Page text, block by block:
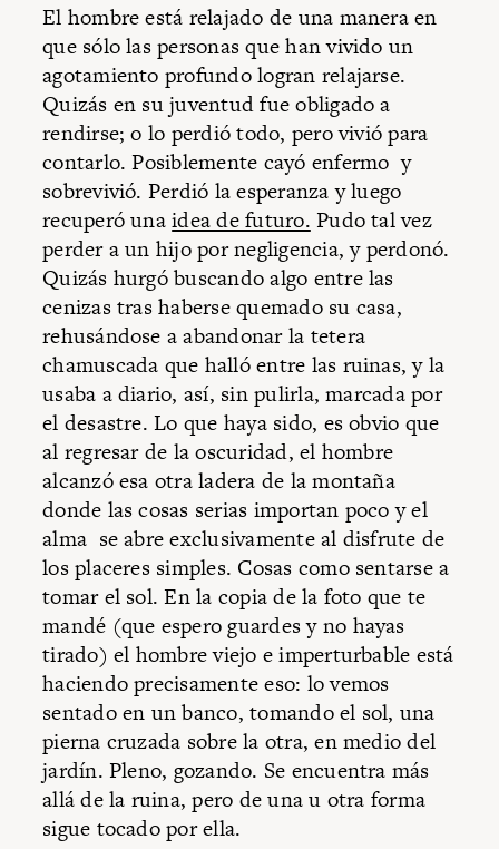
El hombre está relajado de una manera en
que sólo las personas que han vivido un
agotamiento profundo logran relajarse.
Quizás en su juventud fue obligado a
rendirse; o lo perdió todo, pero vivió para
contarlo. Posiblemente cayó enfermo y
sobrevivió. Perdió la esperanza y luego
recuperó unaidea de futuro. Pudo tal vez
perder a un hijo por negligencia, y perdonó.
Quizás hurgó buscando algo entre las
cenizas tras haberse quemado su casa,
rehusándose a abandonar la tetera
chamuscada que halló entre las ruinas, y la
usaba a diario, así, sin pulirla, marcada por
el desastre. Lo que haya sido, es obvio que
al regresar de la oscuridad, el hombre
alcanzó esa otra ladera de la montaña
donde las cosas serias importan poco y el
alma se abre exclusivamente al disfrute de
los placeres simples. Cosas como sentarse a
tomar el sol. En la copia de la foto que te
mandé (que espero guardes y no hayas
tirado) el hombre viejo e imperturbable está
haciendo precisamente eso: lo vemos
sentado en un banco, tomando el sol, una
pierna cruzada sobre la otra, en medio del
jardín. Pleno, gozando. Se encuentra más
allá de la ruina, pero de una u otra forma
sigue tocado por ella.